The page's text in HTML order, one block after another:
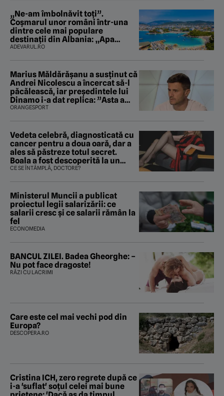
„Ne-am îmbolnăvit toți”.
Coșmarul unor români într-una
dintre cele mai populare
destinații din Albania: „Apa
mirosea a canalizare”
ADEVARUL.RO
Marius Măldărăşanu a susţinut că
Andrei Nicolescu a încercat să-l
păcălească, iar preşedintele lui
Dinamo i-a dat replica: ”Asta a
fost istoria”
ORANGESPORT
Vedeta celebră, diagnosticată cu
cancer pentru a doua oară, dar a
ales să păstreze totul secret.
Boala a fost descoperită la un
control de rutină
CE SE ÎNTÂMPLĂ, DOCTORE?
Ministerul Muncii a publicat
proiectul legii salarizării: ce
salarii cresc și ce salarii rămân la
fel
ECONOMEDIA
BANCUL ZILEI. Badea Gheorghe: –
Nu pot face dragoste!
RÂZI CU LACRIMI
Care este cel mai vechi pod din
Europa?
DESCOPERA.RO
Cristina ICH, zero regrete după ce
i-a 'suflat' soțul celei mai bune